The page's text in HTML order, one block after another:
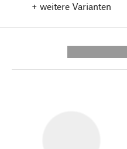
+ weitere Varianten